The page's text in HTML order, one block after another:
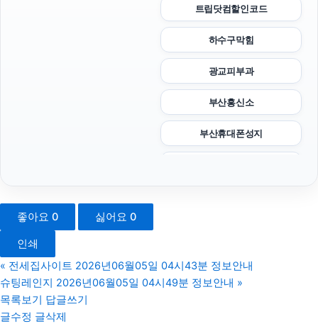
트립닷컴할인코드
하수구막힘
광교피부과
부산흥신소
부산휴대폰성지
서초구하수구막힘
좋아요 0 싫어요 0
인쇄
« 전세집사이트 2026년06월05일 04시43분 정보안내
슈팅레인지 2026년06월05일 04시49분 정보안내 »
목록보기 답글쓰기
글수정 글삭제